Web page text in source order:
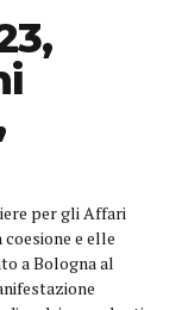
per gli Affari
e elle
a Bologna al